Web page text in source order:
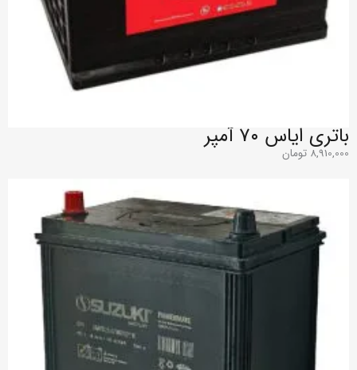
باتری ایاس 7۰ آمپر
8,910,000 تومان